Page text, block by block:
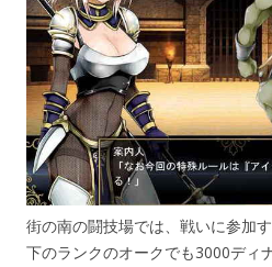
街の南の闘技場では、戦いに参加
下のランクのオークでも3000ディ